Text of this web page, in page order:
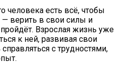
человека есть всё, чтобы
— верить в свои силы и
Взрослая жизнь уже
к ней, развивая свои
с трудностями,